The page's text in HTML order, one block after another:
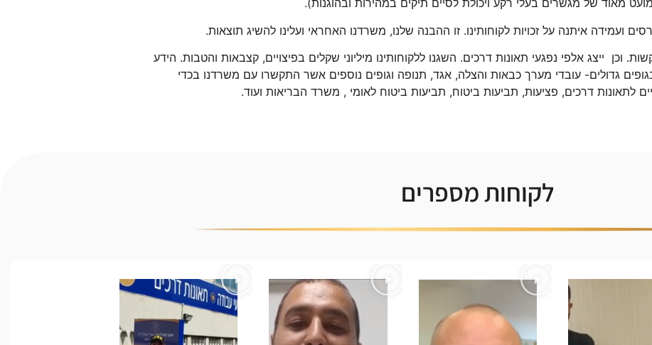
מאוד של מגשרים בעלי רקע ויכולת לסיים תיקים במהירות ובהוגנות).
איתנה על זכויות לקוחותינו. זו ההבנה שלנו, משרדנו האחראי ועלינו להשיג תוצאות.
וכן ייצג אלפי נפגעי תאונות דרכים. השגנו ללקוחותינו מיליוני שקלים בפיצויים, קצבאות והטבות. הידע
בגופים גדולים- עובדי מערך כבאות והצלה, אגד, תנופה וגופים נוספים אשר התקשרו עם משרדנו בכדי
לתאונות דרכים, פציעות, תביעות ביטוח, תביעות ביטוח לאומי , משרד הבריאות ועוד.
לקוחות מספרים